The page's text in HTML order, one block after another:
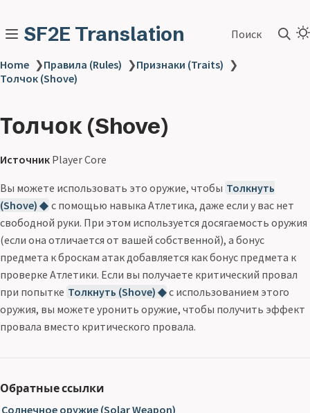
SF2E Translation Поиск
Home ❯Правила (Rules) ❯Признаки (Traits) ❯
Толчок (Shove)
Толчок (Shove)
Источник Player Core
Вы можете использовать это оружие, чтобы Толкнуть
(Shove) ◆ с помощью навыка Атлетика, даже если у вас нет
свободной руки. При этом используется досягаемость оружия
(если она отличается от вашей собственной), а бонус
предмета к броскам атак добавляется как бонус предмета к
проверке Атлетики. Если вы получаете критический провал
при попытке Толкнуть (Shove) ◆ с использованием этого
оружия, вы можете уронить оружие, чтобы получить эффект
провала вместо критического провала.
Обратные ссылки
Солнечное оружие (Solar Weapon)